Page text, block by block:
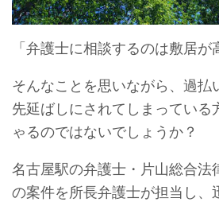
「弁護士に相談するのは敷居が
そんなことを思いながら、過払
先延ばしにされてしまっている
ゃるのではないでしょうか？
名古屋駅の弁護士・片山総合法
の案件を所長弁護士が担当し、